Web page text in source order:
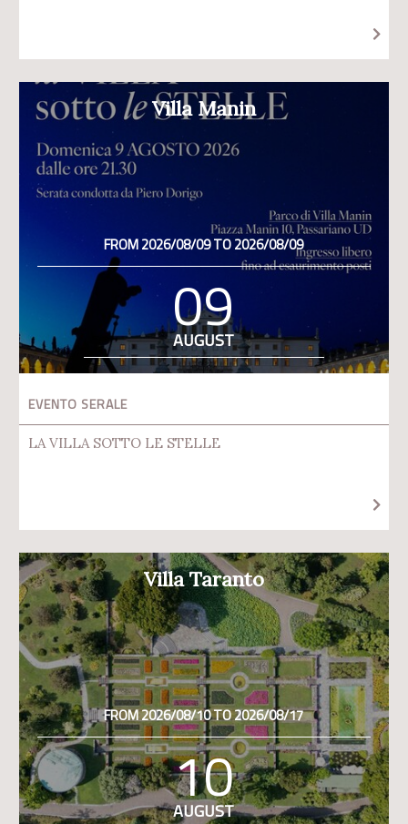
Villa Manin
FROM 2026/08/09 TO 2026/08/09
09
AUGUST
EVENTO SERALE
LA VILLA SOTTO LE STELLE
Villa Taranto
FROM 2026/08/10 TO 2026/08/17
10
AUGUST